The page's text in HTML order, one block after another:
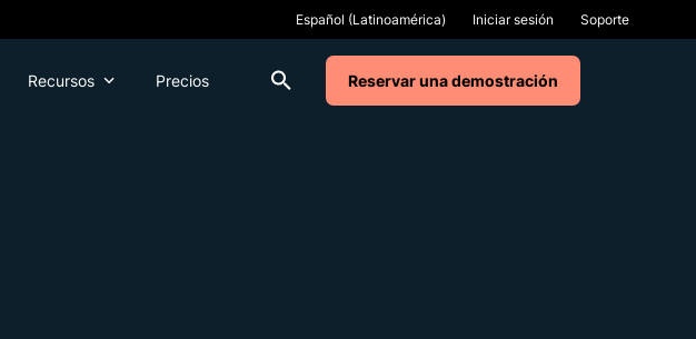
Iniciar sesión Soporte
Recursos Precios Reservar una demostración